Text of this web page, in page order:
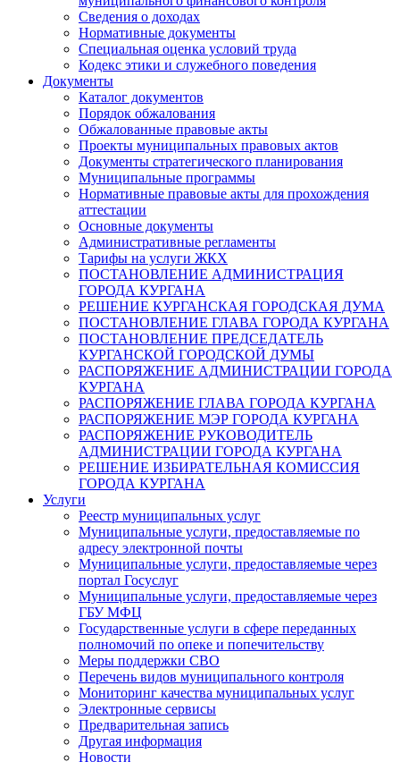
Сведения о доходах
Нормативные документы
Специальная оценка условий труда
Кодекс этики и служебного поведения
Документы
Каталог документов
Порядок обжалования
Обжалованные правовые акты
Проекты муниципальных правовых актов
Документы стратегического планирования
Муниципальные программы
Нормативные правовые акты для прохождения
аттестации
Основные документы
Административные регламенты
Тарифы на услуги ЖКХ
ПОСТАНОВЛЕНИЕ АДМИНИСТРАЦИЯ
ГОРОДА КУРГАНА
РЕШЕНИЕ КУРГАНСКАЯ ГОРОДСКАЯ ДУМА
ПОСТАНОВЛЕНИЕ ГЛАВА ГОРОДА КУРГАНА
ПОСТАНОВЛЕНИЕ ПРЕДСЕДАТЕЛЬ
КУРГАНСКОЙ ГОРОДСКОЙ ДУМЫ
РАСПОРЯЖЕНИЕ АДМИНИСТРАЦИИ ГОРОДА
КУРГАНА
РАСПОРЯЖЕНИЕ ГЛАВА ГОРОДА КУРГАНА
РАСПОРЯЖЕНИЕ МЭР ГОРОДА КУРГАНА
РАСПОРЯЖЕНИЕ РУКОВОДИТЕЛЬ
АДМИНИСТРАЦИИ ГОРОДА КУРГАНА
РЕШЕНИЕ ИЗБИРАТЕЛЬНАЯ КОМИССИЯ
ГОРОДА КУРГАНА
Услуги
Реестр муниципальных услуг
Муниципальные услуги, предоставляемые по
адресу электронной почты
Муниципальные услуги, предоставляемые через
портал Госуслуг
Муниципальные услуги, предоставляемые через
ГБУ МФЦ
Государственные услуги в сфере переданных
полномочий по опеке и попечительству
Меры поддержки СВО
Перечень видов муниципального контроля
Мониторинг качества муниципальных услуг
Электронные сервисы
Предварительная запись
Другая информация
Новости